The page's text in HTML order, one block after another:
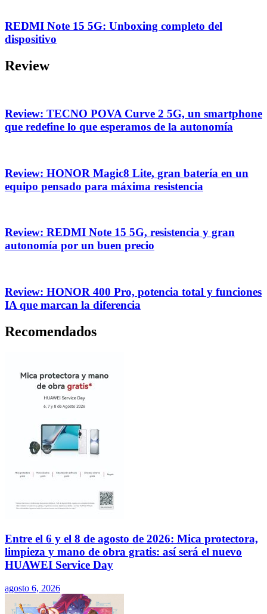
REDMI Note 15 5G: Unboxing completo del
dispositivo
Review
Review: TECNO POVA Curve 2 5G, un smartphone
que redefine lo que esperamos de la autonomía
Review: HONOR Magic8 Lite, gran batería en un
equipo pensado para máxima resistencia
Review: REDMI Note 15 5G, resistencia y gran
autonomía por un buen precio
Review: HONOR 400 Pro, potencia total y funciones
IA que marcan la diferencia
Recomendados
Entre el 6 y el 8 de agosto de 2026: Mica protectora,
limpieza y mano de obra gratis: así será el nuevo
HUAWEI Service Day
agosto 6, 2026